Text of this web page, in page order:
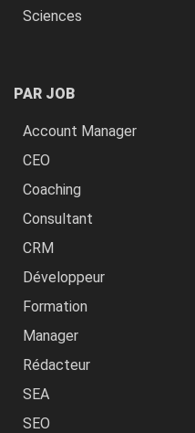
Sciences
PAR JOB
Account Manager
CEO
Coaching
Consultant
CRM
Développeur
Formation
Manager
Rédacteur
SEA
SEO